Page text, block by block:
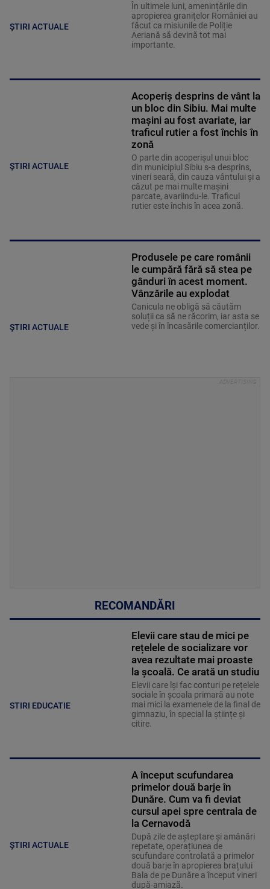
ȘTIRI ACTUALE
În ultimele luni, amenințările din
apropierea granițelor României au
făcut ca misiunile de Poliție
Aeriană să devină tot mai
importante.
ȘTIRI ACTUALE
Acoperiş desprins de vânt la
un bloc din Sibiu. Mai multe
maşini au fost avariate, iar
traficul rutier a fost închis în
zonă
O parte din acoperişul unui bloc
din municipiul Sibiu s-a desprins,
vineri seară, din cauza vântului şi a
căzut pe mai multe maşini
parcate, avariindu-le. Traficul
rutier este închis în acea zonă.
ȘTIRI ACTUALE
Produsele pe care românii
le cumpără fără să stea pe
gânduri în acest moment.
Vânzările au explodat
Canicula ne obligă să căutăm
soluții ca să ne răcorim, iar asta se
vede și în încasările comercianților.
RECOMANDĂRI
STIRI EDUCATIE
Elevii care stau de mici pe
rețelele de socializare vor
avea rezultate mai proaste
la școală. Ce arată un studiu
Elevii care îşi fac conturi pe rețelele
sociale în școala primară au note
mai mici la examenele de la final de
gimnaziu, în special la științe și
citire.
ȘTIRI ACTUALE
A început scufundarea
primelor două barje în
Dunăre. Cum va fi deviat
cursul apei spre centrala de
la Cernavodă
După zile de așteptare și amânări
repetate, operațiunea de
scufundare controlată a primelor
două barje în apropierea brațului
Bala de pe Dunăre a început vineri
după-amiază.